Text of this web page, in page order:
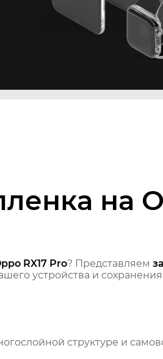
на
RX17 Pro? Представляем
устройства и сохранения
структуре и